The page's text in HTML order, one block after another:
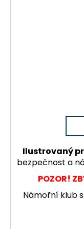
Ilustrovaný
bezpečnost a
POZOR!
Námořní klub